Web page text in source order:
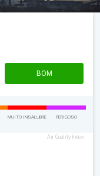
BOM
MUITO INSALUBRE PERIGOSO
Air Quality Index